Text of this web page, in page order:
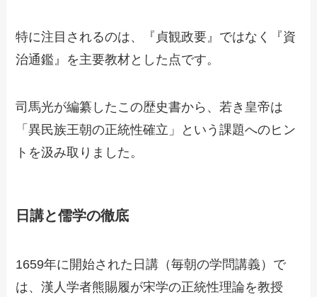
特に注目されるのは、『貞観政要』ではなく『資
治通鑑』を主要教材とした点です。
司馬光が編纂したこの歴史書から、若き皇帝は
「異民族王朝の正統性確立」という課題へのヒン
トを汲み取りました。
日講と儒学の徹底
1659年に開始された日講（毎朝の学問講義）で
は、漢人学者熊賜履が宋学の正統性理論を教授